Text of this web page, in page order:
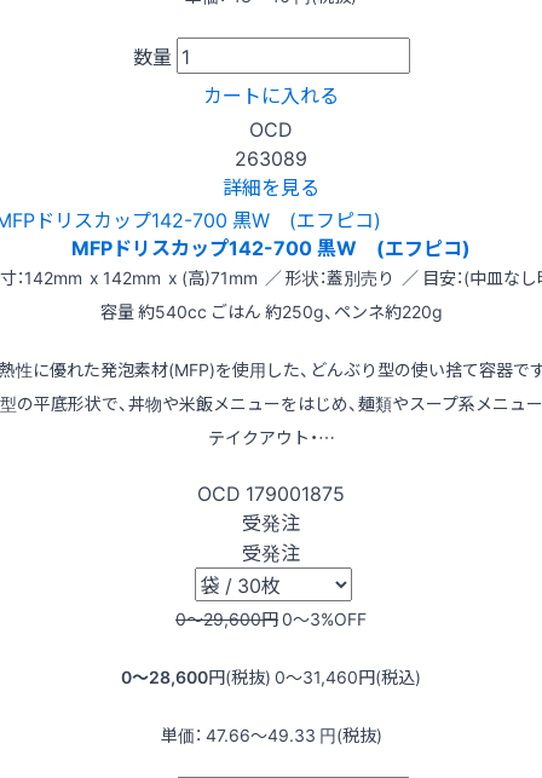
数量
カートに入れる
OCD
263089
詳細を見る
MFPドリスカップ142-700 黒W (エフピコ)
：142mm x 142mm x (高)71mm ／ 形状：蓋別売り ／ 目安：(中皿なし
容量 約540cc ごはん 約250g、ペンネ約220g
性に優れた発泡素材(MFP)を使用した、どんぶり型の使い捨て容器で
の平底形状で、丼物や米飯メニューをはじめ、麺類やスープ系メニュ
テイクアウト・…
OCD 179001875
受発注
受発注
0〜29,600円0〜3%OFF
0〜28,600円(税抜) 0〜31,460円(税込)
単価： 47.66〜49.33 円(税抜)